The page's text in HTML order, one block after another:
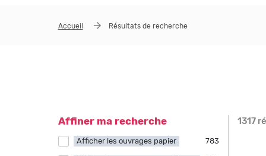
Accueil Résultats de recherche
1317
Affiner ma recherche
Afficher les ouvrages papier 783
Apply Afficher les ouvrages papier filter